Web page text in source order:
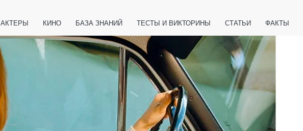
АКТЕРЫ КИНО БАЗА ЗНАНИЙ ТЕСТЫ И ВИКТОРИНЫ СТАТЬИ ФАКТЫ
ПОЛЕЗНЫЕ СОВЕТЫ ЖИВОТНЫЕ ПОЛЕЗНО ЗНАТЬ ЗАКОНОДАТЕЛЬСТВО
ФИТНЕС ТЕХНОЛОГИИ